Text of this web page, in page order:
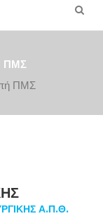
×
ΠΜΣ
ΠΜΣ
Α.Π.Θ.